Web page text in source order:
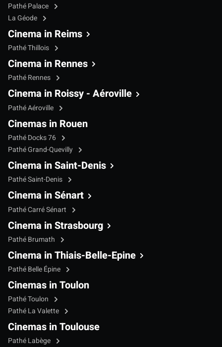
Pathé Palace
La Géode
Cinema in Reims
Pathé Thillois
Cinema in Rennes
Pathé Rennes
Cinema in Roissy - Aéroville
Pathé Aéroville
Cinemas in Rouen
Pathé Docks 76
Pathé Grand-Quevilly
Cinema in Saint-Denis
Pathé Saint-Denis
Cinema in Sénart
Pathé Carré Sénart
Cinema in Strasbourg
Pathé Brumath
Cinema in Thiais-Belle-Epine
Pathé Belle Épine
Cinemas in Toulon
Pathé Toulon
Pathé La Valette
Cinemas in Toulouse
Pathé Labège